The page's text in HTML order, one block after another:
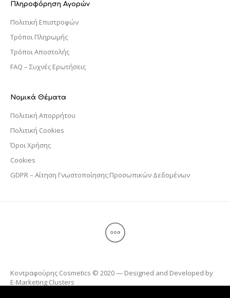
Πληροφόρηση Αγορών
Πολιτική Επιστροφών
Τρόποι Πληρωμής
Τρόποι Αποστολής
FAQ – Συχνές Ερωτήσεις
Νομικά Θέματα
Πολιτική Απορρήτου
Πολιτική Cookies
Όροι Χρήσης
Cookies
GDPR – Αίτηση Γνωστοποίησης Προσωπικών Δεδομένων
Κοντραφούρης Cosmetics © 2020 — Designed and Developed by
E-Marketing Clusters